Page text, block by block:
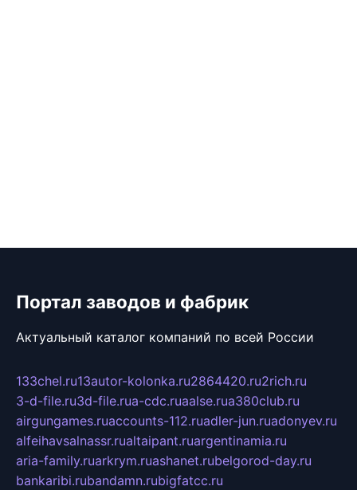
Портал заводов и фабрик
Актуальный каталог компаний по всей России
133chel.ru13autor-kolonka.ru2864420.ru2rich.ru
3-d-file.ru3d-file.rua-cdc.ruaalse.rua380club.ru
airgungames.ruaccounts-112.ruadler-jun.ruadonyev.ru
alfeihavsalnassr.rualtaipant.ruargentinamia.ru
aria-family.ruarkrym.ruashanet.rubelgorod-day.ru
bankaribi.rubandamn.rubigfatcc.ru